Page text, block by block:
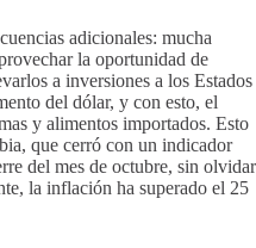
adicionales: mucha
la oportunidad de
a inversiones a los Estados
del dólar, y con esto, el
y alimentos importados. Esto
que cerró con un indicador
del mes de octubre, sin olvidar
la inflación ha superado el 25